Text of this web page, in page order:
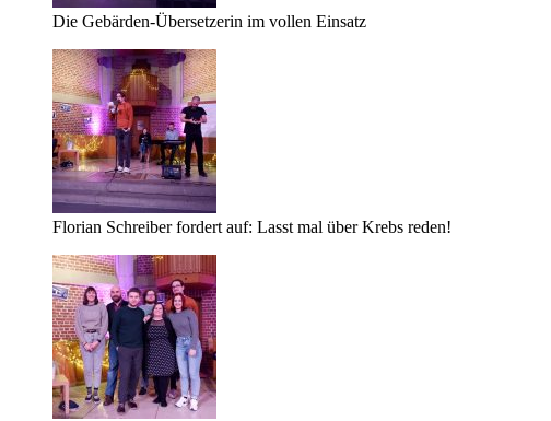
Die Gebärden-Übersetzerin im vollen Einsatz
Florian Schreiber fordert auf: Lasst mal über Krebs reden!